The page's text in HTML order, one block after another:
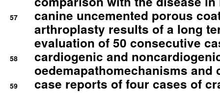
57
canine uncemented porous
arthroplasty results of a long
evaluation of 50 consecutive
58
cardiogenic and
oedemapathomechanisms and
59
case reports of four cases of